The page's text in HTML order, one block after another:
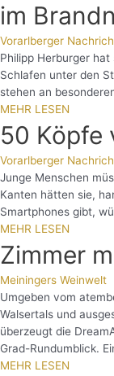
im
Vorarlberger
Philipp Herburger
Schlafen unter den
stehen an
MEHR LESEN
50 Köpfe
Vorarlberger
Junge Menschen
Kanten hätten sie,
Smartphones gibt,
MEHR LESEN
Zimmer
Meiningers Weinwelt
Umgeben vom
Walsertals und
überzeugt die
Grad-Rundumblick.
MEHR LESEN